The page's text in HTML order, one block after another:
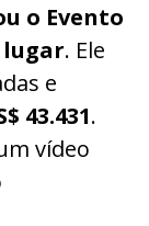
o Evento
lugar. Ele
e
43.431.
vídeo